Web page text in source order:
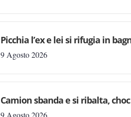
Picchia l’ex e lei si rifugia in
9 Agosto 2026
Camion sbanda e si ribalta,
9 Agosto 2026